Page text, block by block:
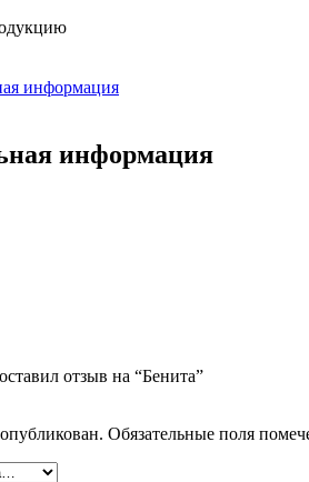
информация
информация
отзыв на “Бенита”
Обязательные поля